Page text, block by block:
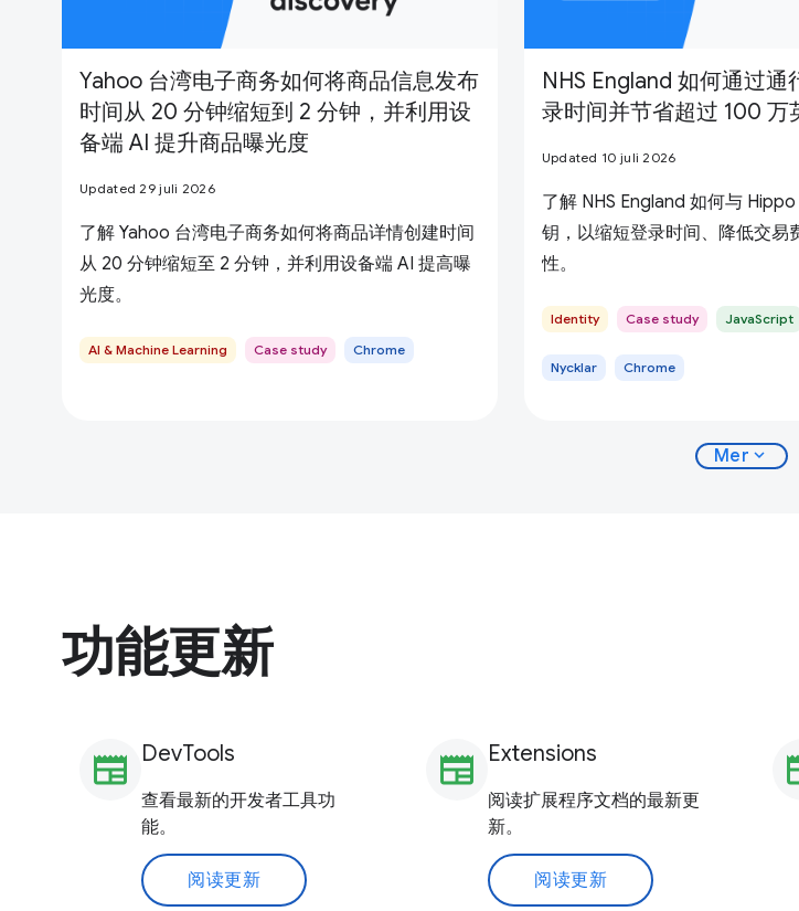
Yahoo 台湾电子商务如何将商品信息发布
时间从 20 分钟缩短到 2 分钟，并利用设
备端 AI 提升商品曝光度
Updated 29 juli 2026
了解 Yahoo 台湾电子商务如何将商品详情创建时间
从 20 分钟缩短至 2 分钟，并利用设备端 AI 提高曝
光度。
AI & Machine Learning Case study Chrome
NHS England 如何通过通
录时间并节省超过 100 万
Updated 10 juli 2026
了解 NHS England 如何与
钥，以缩短登录时间、降低交易
性。
Identity Case study JavaScript
Nycklar Chrome
Mer expand_more
功能更新
newspaper DevTools
查看最新的开发者工具功
能。
阅读更新
newspaper Extensions
阅读扩展程序文档的最新更
新。
阅读更新